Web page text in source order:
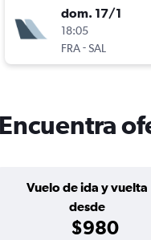
dom. 17/1
18:05
FRA-SAL
Encuentra
Vuelo de ida y vuelta
desde
$980